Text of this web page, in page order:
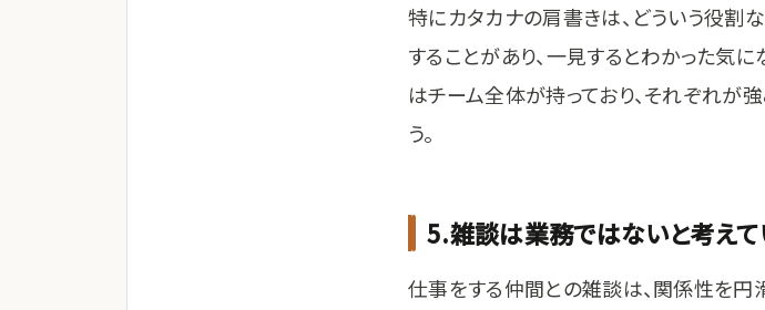
特にカタカナの肩書きは、どういう役割
することがあり、一見するとわかった気
はチーム全体が持っており、それぞれが
う。
5.雑談は業務ではないと考えて
仕事をする仲間との雑談は、関係性を円